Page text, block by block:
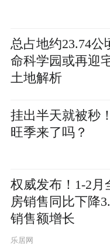
总占地约23.74公
命科学园或再迎
土地解析
挂出半天就被秒
旺季来了吗？
权威发布！1-2月
房销售同比下降
销售额增长
乐居网